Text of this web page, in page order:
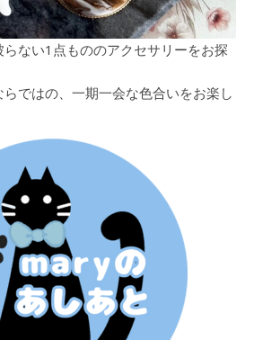
ない1点もののアクセサリーをお探
ではの、一期一会な色合いをお楽し